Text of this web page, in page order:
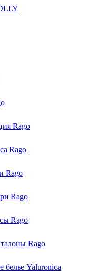
Rago
Rago
Rago
Rago
Rago
Rago
Yaluroniсa